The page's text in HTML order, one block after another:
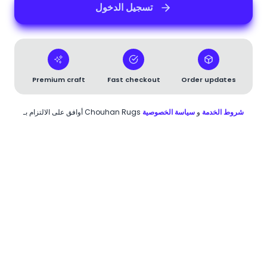
تسجيل الدخول
Premium craft Fast checkout Order updates
أوافق على الالتزام بـChouhan Rugs شروط الخدمة و سياسة الخصوصية